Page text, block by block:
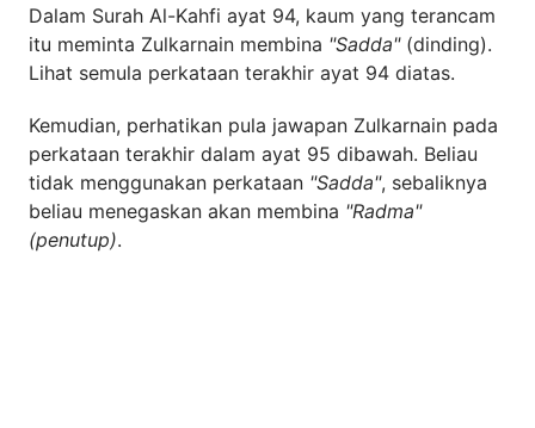
Dalam Surah Al-Kahfi ayat 94, kaum yang terancam
itu meminta Zulkarnain membina "Sadda"(dinding).
Lihat semula perkataan terakhir ayat 94 diatas.
Kemudian, perhatikan pula jawapan Zulkarnain pada
perkataan terakhir dalam ayat 95 dibawah. Beliau
tidak menggunakan perkataan "Sadda", sebaliknya
beliau menegaskan akan membina "Radma"
(penutup).